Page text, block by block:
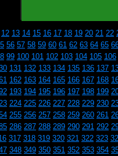
12 13 14 15 16 17 18 19 20 21 22
56 57 58 59 60 61 62 63 64 65
99 100 101 102 103 104 105 106
131 132 133 134 135 136 137
162 163 164 165 166 167 168
193 194 195 196 197 198 199
224 225 226 227 228 229 230
255 256 257 258 259 260 261
286 287 288 289 290 291 292
317 318 319 320 321 322 323
348 349 350 351 352 353 354